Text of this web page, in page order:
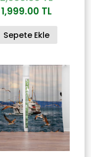
1,999.00 TL
andaki
Sepete Ekle